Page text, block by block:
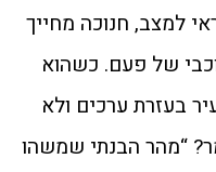
למצב, חנוכה מחייך
של פעם. כשהוא
בעזרת ערכים ולא
“מהר הבנתי שמשהו